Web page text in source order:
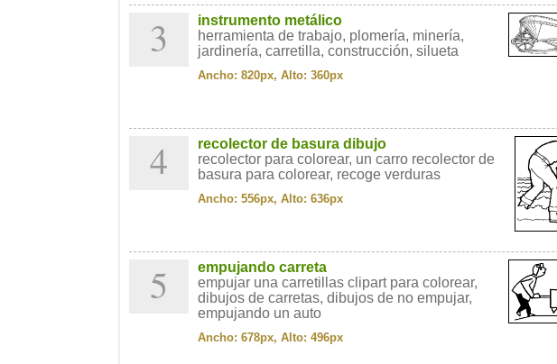
3
instrumento metálico
herramienta de trabajo, plomería, minería,
jardinería, carretilla, construcción, silueta
Ancho: 820px, Alto: 360px
4
recolector de basura dibujo
recolector para colorear, un carro recolector de
basura para colorear, recoge verduras
Ancho: 556px, Alto: 636px
5
empujando carreta
empujar una carretillas clipart para colorear,
dibujos de carretas, dibujos de no empujar,
empujando un auto
Ancho: 678px, Alto: 496px